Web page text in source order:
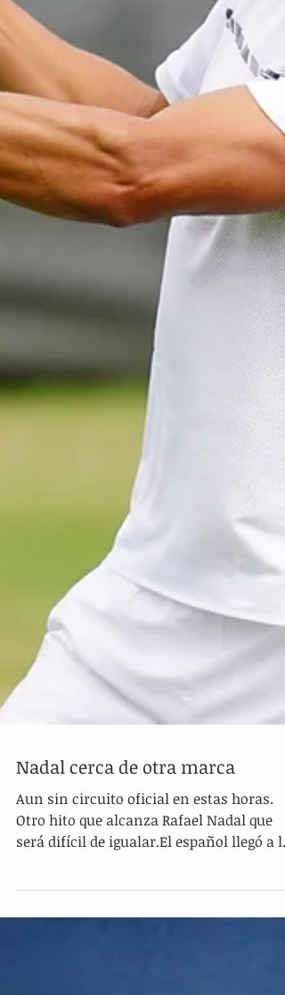
Nadal cerca de otra marca
será difícil de igualar.El español llegó a